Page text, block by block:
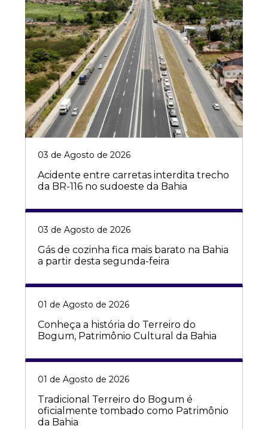
03 de Agosto de 2026
Acidente entre carretas interdita trecho
da BR-116 no sudoeste da Bahia
03 de Agosto de 2026
Gás de cozinha fica mais barato na Bahia
a partir desta segunda-feira
01 de Agosto de 2026
Conheça a história do Terreiro do
Bogum, Patrimônio Cultural da Bahia
01 de Agosto de 2026
Tradicional Terreiro do Bogum é
oficialmente tombado como Patrimônio
da Bahia